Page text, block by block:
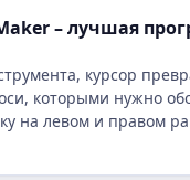
– лучшая
курсор
которыми нужно
на левом и правом